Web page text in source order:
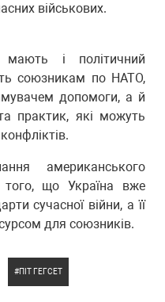
військових.
мають і політичний
союзникам по НАТО,
допомоги, а й
практик, які можуть
американського
того, що Україна вже
сучасної війни, а її
для союзників.
ПІТ ГЕГСЕТ